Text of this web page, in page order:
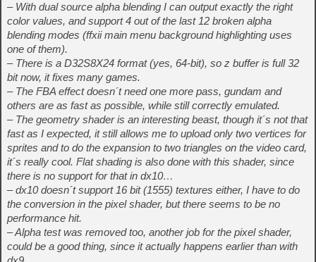
– With dual source alpha blending I can output exactly the right
color values, and support 4 out of the last 12 broken alpha
blending modes (ffxii main menu background highlighting uses
one of them).
– There is a D32S8X24 format (yes, 64-bit), so z buffer is full 32
bit now, it fixes many games.
– The FBA effect doesn´t need one more pass, gundam and
others are as fast as possible, while still correctly emulated.
– The geometry shader is an interesting beast, though it´s not that
fast as I expected, it still allows me to upload only two vertices for
sprites and to do the expansion to two triangles on the video card,
it´s really cool. Flat shading is also done with this shader, since
there is no support for that in dx10…
– dx10 doesn´t support 16 bit (1555) textures either, I have to do
the conversion in the pixel shader, but there seems to be no
performance hit.
– Alpha test was removed too, another job for the pixel shader,
could be a good thing, since it actually happens earlier than with